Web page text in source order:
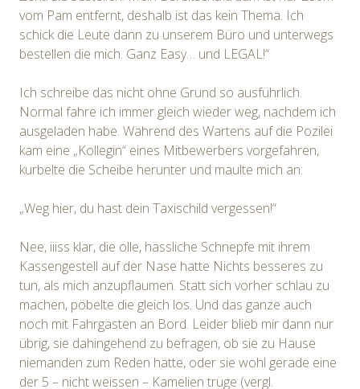
vom Pam entfernt, deshalb ist das kein Thema. Ich
schick die Leute dann zu unserem Büro und unterwegs
bestellen die mich. Ganz Easy… und LEGAL!“
Ich schreibe das nicht ohne Grund so ausführlich.
Normal fahre ich immer gleich wieder weg, nachdem ich
ausgeladen habe. Während des Wartens auf die Pozilei
kam eine „Kollegin“ eines Mitbewerbers vorgefahren,
kurbelte die Scheibe herunter und maulte mich an:
„Weg hier, du hast dein Taxischild vergessen!“
Nee, iiiss klar, die olle, hässliche Schnepfe mit ihrem
Kassengestell auf der Nase hatte Nichts besseres zu
tun, als mich anzupflaumen. Statt sich vorher schlau zu
machen, pöbelte die gleich los. Und das ganze auch
noch mit Fahrgästen an Bord. Leider blieb mir dann nur
übrig, sie dahingehend zu befragen, ob sie zu Hause
niemanden zum Reden hätte, oder sie wohl gerade eine
der 5 – nicht weissen – Kamelien trüge (vergl.